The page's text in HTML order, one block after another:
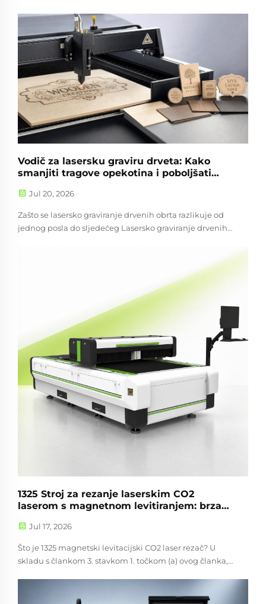
i svakog pokretnog dijela. Kad će...
Vodič za lasersku graviru drveta: Kako
smanjiti tragove opekotina i poboljšati
Jul 20, 2026
Zašto se lasersko graviranje drvenih obrta razlikuje od
jednog posla do sljedećeg Lasersko graviranje drvenih
1325 Stroj za rezanje laserskim CO2
laserom s magnetnom levitiranjem: brza
formata
Jul 17, 2026
Što je 1325 magnetski levitacijski CO2 laser rezač? U
skladu s člankom 3. stavkom 1. točkom (a) ovog članka,
Mingxing laser...